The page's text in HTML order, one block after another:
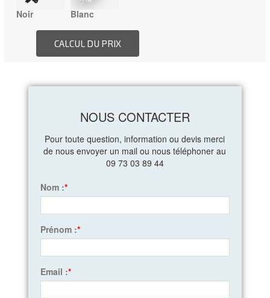
Noir Blanc
NOUS CONTACTER
Pour toute question, information ou devis merci
de nous envoyer un mail ou nous téléphoner au
09 73 03 89 44
Nom :*
Prénom :*
Email :*